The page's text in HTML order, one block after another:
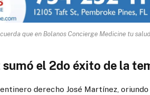
que en Bolanos Concierge Medicine tu
sumó el 2do éxito de la
derecho José Martínez, oriundo